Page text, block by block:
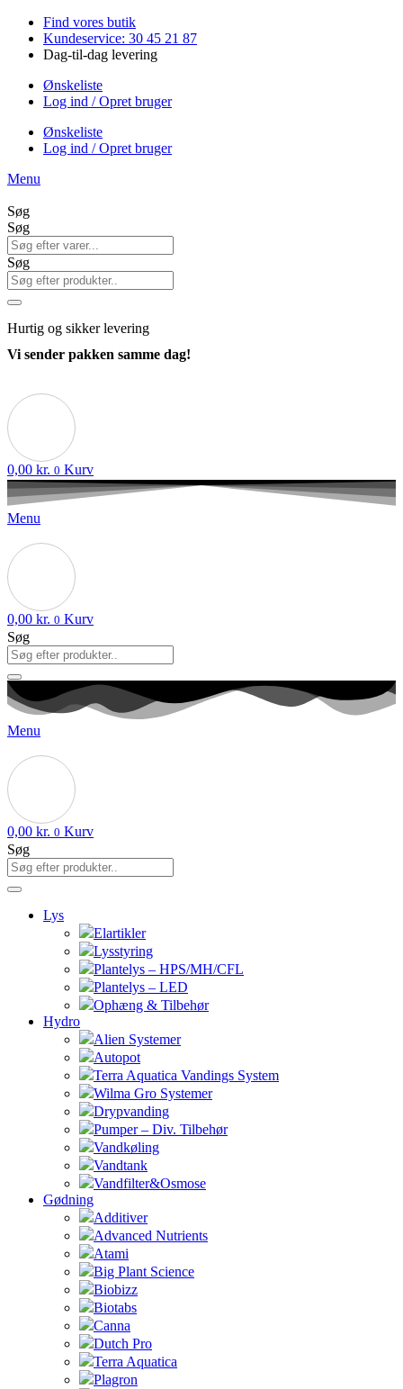
Videre
indhold
Find vores butik
Kundeservice: 30 45 21 87
Dag-til-dag levering
Ønskeliste
Log ind / Opret bruger
Ønskeliste
Log ind / Opret bruger
Menu
Søg
Søg
Søg
Hurtig og sikker levering
Vi sender pakken samme dag!
0,00 kr. 0 Kurv
Menu
0,00 kr. 0 Kurv
Søg
Menu
0,00 kr. 0 Kurv
Søg
Lys
Elartikler
Lysstyring
Plantelys – HPS/MH/CFL
Plantelys – LED
Ophæng & Tilbehør
Hydro
Alien Systemer
Autopot
Terra Aquatica Vandings System
Wilma Gro Systemer
Drypvanding
Pumper – Div. Tilbehør
Vandkøling
Vandtank
Vandfilter&Osmose
Gødning
Additiver
Advanced Nutrients
Atami
Big Plant Science
Biobizz
Biotabs
Canna
Dutch Pro
Terra Aquatica
Plagron